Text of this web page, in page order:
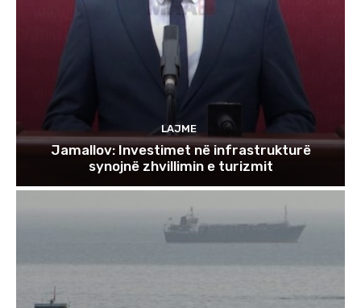
LAJME
Jamallov: Investimet në infrastrukturë
synojnë zhvillimin e turizmit